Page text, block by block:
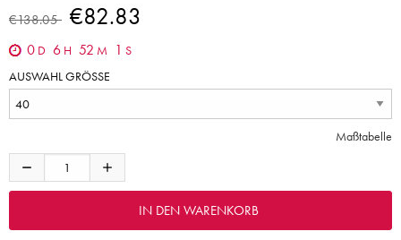
€138.05 €82.83
0 D 6 H 52 M 1 S
AUSWAHL GRÖSSE
Maßtabelle